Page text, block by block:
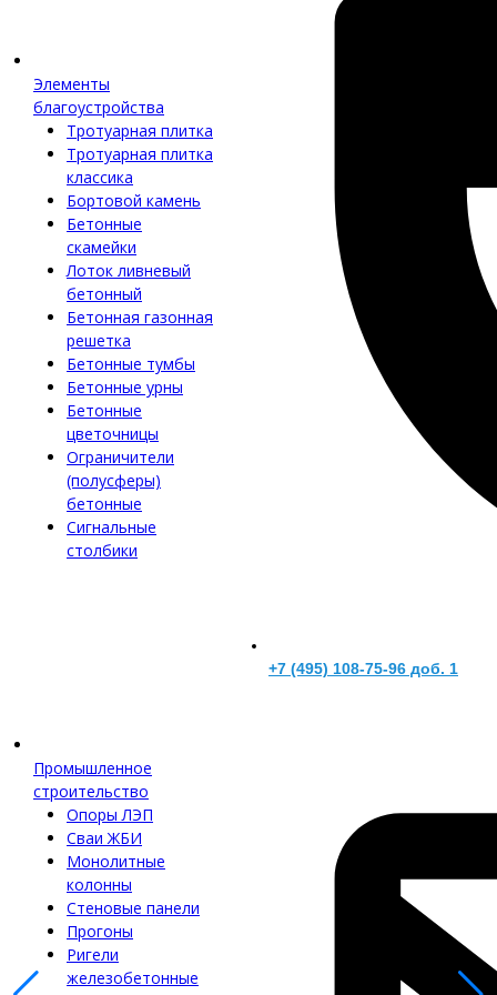
Элементы
благоустройства
Тротуарная плитка
Тротуарная плитка
классика
Бортовой камень
Бетонные
скамейки
Лоток ливневый
бетонный
Бетонная газонная
решетка
Бетонные тумбы
Бетонные урны
Бетонные
цветочницы
Ограничители
(полусферы)
бетонные
Сигнальные
столбики
Промышленное
строительство
Опоры ЛЭП
Сваи ЖБИ
Монолитные
колонны
Стеновые панели
Прогоны
Ригели
железобетонные
+7 (495) 108-75-96 доб. 1